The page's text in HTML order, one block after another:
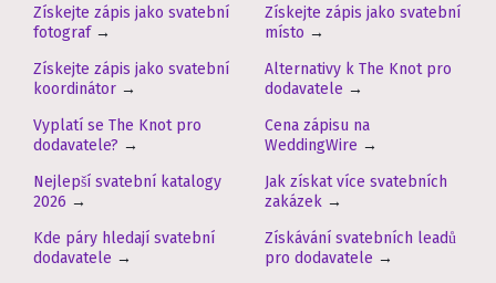
Získejte zápis jako svatební
fotograf→
Získejte zápis jako svatební
místo →
Získejte zápis jako svatební
koordinátor →
Alternativy k The Knot pro
dodavatele →
Vyplatí se The Knot pro
dodavatele? →
Cena zápisu na
WeddingWire →
Nejlepší svatební katalogy
2026 →
Jak získat více svatebních
zakázek →
Kde páry hledají svatební
dodavatele →
Získávání svatebních leadů
pro dodavatele →